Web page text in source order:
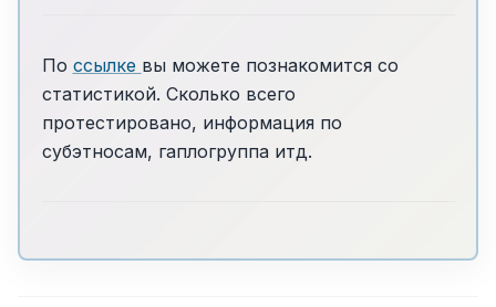
По ссылке вы можете познакомится со
статистикой. Сколько всего
протестировано, информация по
субэтносам, гаплогруппа итд.